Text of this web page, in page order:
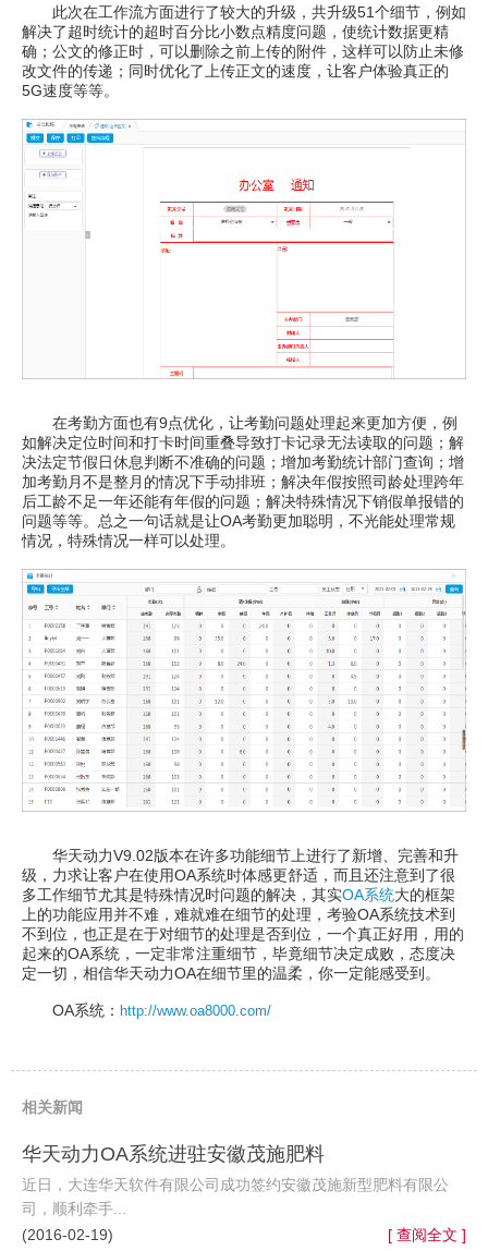
此次在工作流方面进行了较大的升级，共升级51个细节，例如
解决了超时统计的超时百分比小数点精度问题，使统计数据更精
确；公文的修正时，可以删除之前上传的附件，这样可以防止未修
改文件的传递；同时优化了上传正文的速度，让客户体验真正的
5G速度等等。
在考勤方面也有9点优化，让考勤问题处理起来更加方便，例
如解决定位时间和打卡时间重叠导致打卡记录无法读取的问题；解
决法定节假日休息判断不准确的问题；增加考勤统计部门查询；增
加考勤月不是整月的情况下手动排班；解决年假按照司龄处理跨年
后工龄不足一年还能有年假的问题；解决特殊情况下销假单报错的
问题等等。总之一句话就是让OA考勤更加聪明，不光能处理常规
情况，特殊情况一样可以处理。
华天动力V9.02版本在许多功能细节上进行了新增、完善和升
级，力求让客户在使用OA系统时体感更舒适，而且还注意到了很
多工作细节尤其是特殊情况时问题的解决，其实OA系统大的框架
上的功能应用并不难，难就难在细节的处理，考验OA系统技术到
不到位，也正是在于对细节的处理是否到位，一个真正好用，用的
起来的OA系统，一定非常注重细节，毕竟细节决定成败，态度决
定一切，相信华天动力OA在细节里的温柔，你一定能感受到。
OA系统： http://www.oa8000.com/
相关新闻
华天动力OA系统进驻安徽茂施肥料
近日，大连华天软件有限公司成功签约安徽茂施新型肥料有限公
司，顺利牵手...
(2016-02-19)
[ 查阅全文 ]